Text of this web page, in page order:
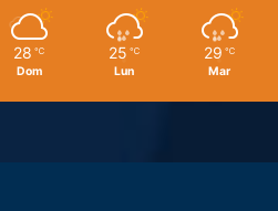
28 ℃
Dom
25 ℃
Lun
29 ℃
Mar